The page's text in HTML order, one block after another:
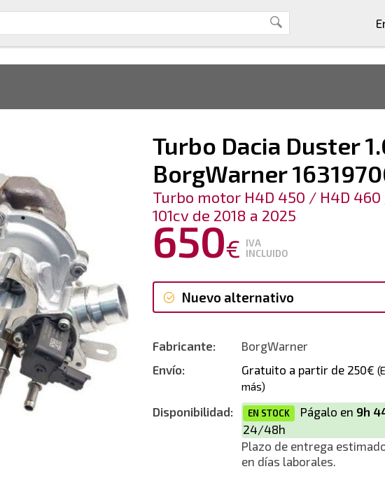
Turbo Dacia Duster
BorgWarner
Turbo motor H4D 450 / H4D
101cv de 2018 a 2025
650€ IVA
INCLUIDO
Nuevo alternativo
Fabricante:
BorgWarner
Envío:
Gratuito a partir de 250€
más)
Disponibilidad: EN STOCK Págalo en 9h
24/48h
Plazo de entrega
en días laborales.